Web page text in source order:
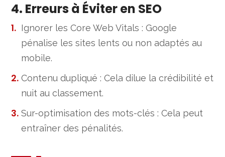
4. Erreurs à Éviter en SEO
Ignorer les Core Web Vitals : Google
pénalise les sites lents ou non adaptés au
mobile.
Contenu dupliqué : Cela dilue la crédibilité et
nuit au classement.
Sur-optimisation des mots-clés : Cela peut
entraîner des pénalités.